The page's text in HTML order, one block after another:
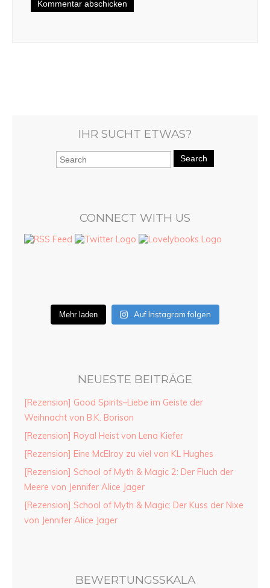
IHR SUCHT ETWAS?
Search
CONNECT WITH US
Mehr laden Auf Instagram folgen
NEUESTE BEITRÄGE
[Rezension] Good Spirits–Liebe im Geiste der
Weihnacht von B.K. Borison
[Rezension] Royal Heist von Lena Kiefer
[Rezension] Eine McElroy zu viel von KL Hughes
[Rezension] School of Myth & Magic 2: Der Fluch der
Meere von Jennifer Alice Jager
[Rezension] School of Myth & Magic: Der Kuss der Nixe
von Jennifer Alice Jager
BEWERTUNGSSKALA